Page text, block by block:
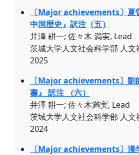
〔Major achievements〕夏
中国歴史』訳注（五）
井澤 耕一; 佐々木 満実, Lead
茨城大学人文社会科学部 人文
2025
〔Major achievements〕劉
書』 訳注 （六）
井澤 耕一; 佐々木満実, Lead
茨城大学人文社会科学部 人文
2024
〔Major achievements〕漢